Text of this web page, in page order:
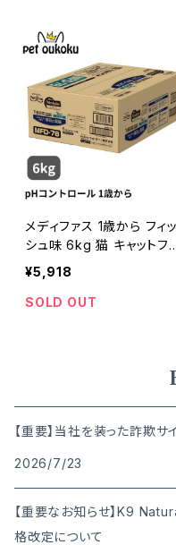
メディファス 1歳から フィッ
シュ味 6kg 猫 キャットフ
ド 4902418069852
¥5,918
SOLD OUT
【重要】当社を装った詐欺サ
2026/7/23
【重要なお知らせ】K9
格改定について